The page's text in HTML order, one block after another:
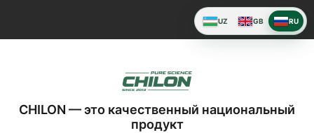
CHILON — это качественный национальный
продукт
UZ GB RU